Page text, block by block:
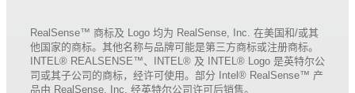
RealSense™ 商标及 Logo 均为 RealSense, Inc. 在美国和/或其
他国家的商标。其他名称与品牌可能是第三方商标或注册商标。
INTEL® REALSENSE™、INTEL® 及 INTEL® Logo 是英特尔公
司或其子公司的商标，经许可使用。部分 Intel® RealSense™ 产
品由 RealSense, Inc. 经英特尔公司许可后销售。